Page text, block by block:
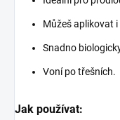
Můžeš aplikovat
Snadno
Voní po třešních.
Jak používat: